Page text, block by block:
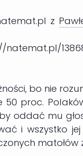
z
bo nie
50 proc.
oddać mu
i wszystko
matołów